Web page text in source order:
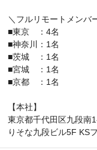
＼フルリモートメンバ
■東京 ：4名
■神奈川：1名
■茨城 ：1名
■宮城 ：1名
■京都 ：1名
【本社】
東京都千代田区九段南
りそな九段ビル5F KS